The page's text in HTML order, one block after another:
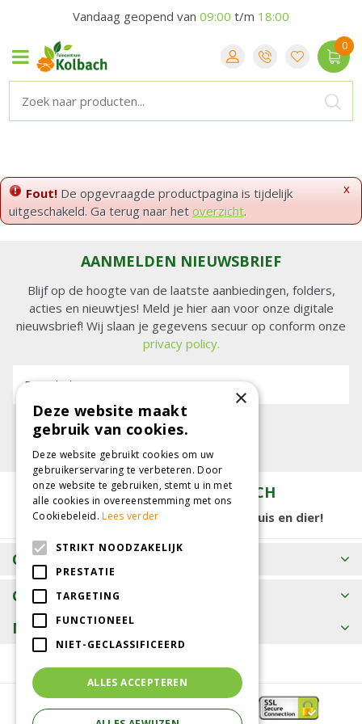
Vandaag geopend van 09:00 t/m 18:00
x
Fout! De opgevraagde productpagina is tijdelijk
uitgeschakeld. Ga terug naar het overzicht.
AANMELDEN NIEUWSBRIEF
Blijf op de hoogte van de laatste aanbiedingen, folders,
acties en nieuwtjes! Meld je hier aan voor onze digitale
nieuwsbrief! Wij slaan je gegevens secuur op conform onze
privacy policy.
E-mailadres:
TUINCENTRUM KOLBACH
15.000 m2 winkelplezier voor tuin, huis en dier!
OPENINGSTIJDEN
CONTACT
MEER INFORMATIE
×
Deze website maakt
gebruik van cookies.
Deze website gebruikt cookies om uw
gebruikerservaring te verbeteren. Door
onze website te gebruiken, stemt u in met
alle cookies in overeenstemming met ons
Cookiebeleid.Lees verder
STRIKT NOODZAKELIJK
PRESTATIE
TARGETING
FUNCTIONEEL
NIET-GECLASSIFICEERD
ALLES ACCEPTEREN